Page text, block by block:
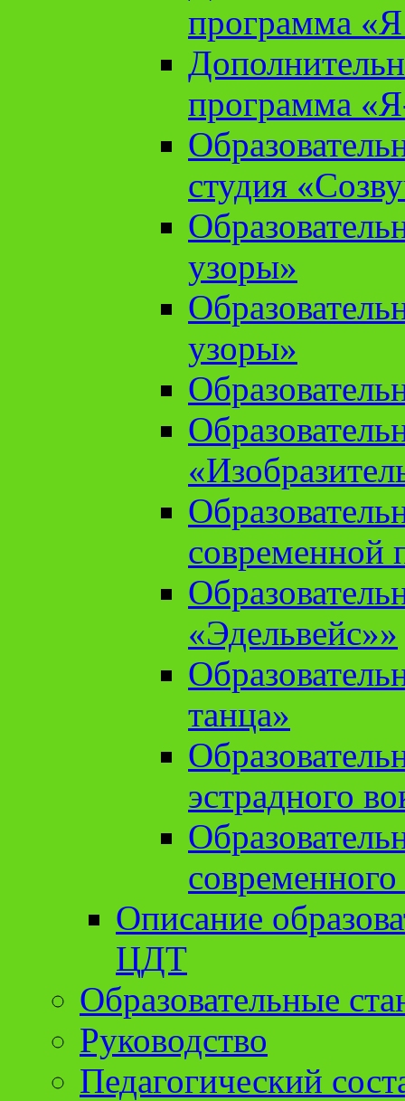
программа «Я
программа
студия
узоры»
узоры»
современной
«Эдельвейс»»
танца»
эстрадного
Описание
ЦДТ
Образовательные
Руководство
Педагогический